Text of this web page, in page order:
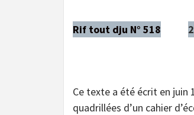
Rif tout dju N° 518
Ce texte a été écrit en juin
quadrillées d’un cahier